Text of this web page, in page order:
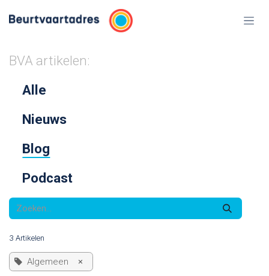
BVA artikelen:
Alle
Nieuws
Blog
Podcast
3 Artikelen
Algemeen ×